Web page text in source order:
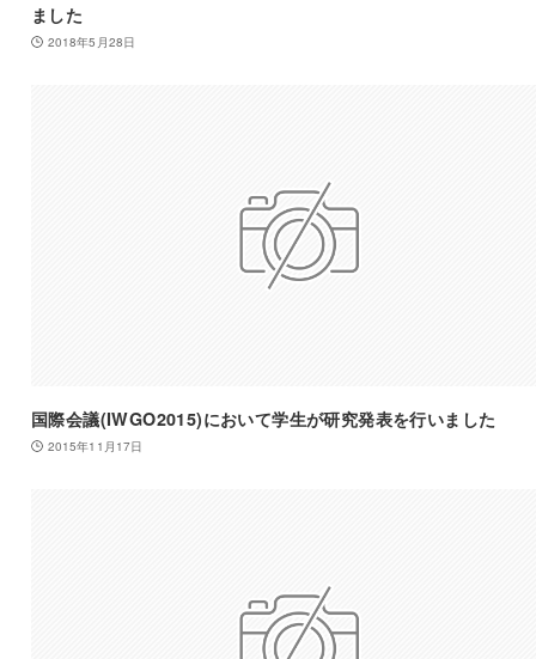
ました
2018年5月28日
国際会議(IWGO2015)において学生が研究発表を行いました
2015年11月17日